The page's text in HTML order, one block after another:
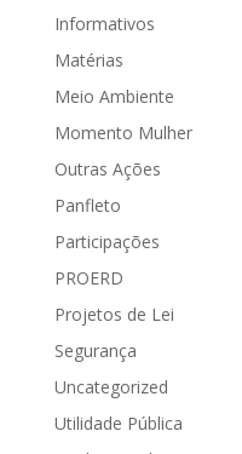
Informativos
Matérias
Meio Ambiente
Momento Mulher
Outras Ações
Panfleto
Participações
PROERD
Projetos de Lei
Segurança
Uncategorized
Utilidade Pública